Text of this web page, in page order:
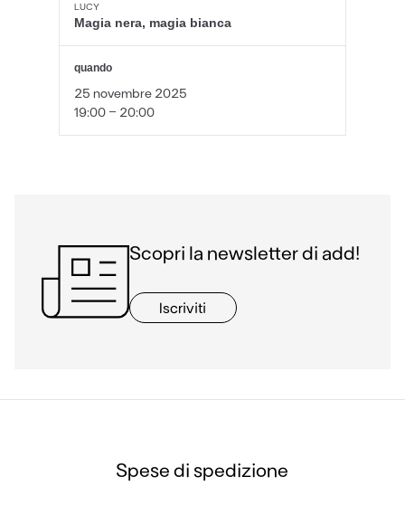
LUCY
Magia nera, magia bianca
quando
25 novembre 2025
19:00 - 20:00
Scopri la newsletter di add!
Iscriviti
Spese di spedizione